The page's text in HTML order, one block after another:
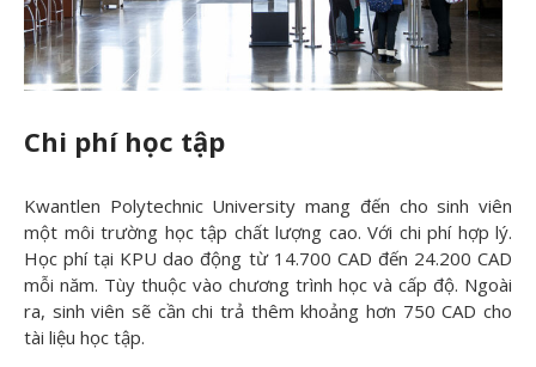
Chi phí học tập
Kwantlen Polytechnic University mang đến cho sinh viên
một môi trường học tập chất lượng cao. Với chi phí hợp lý.
Học phí tại KPU dao động từ 14.700 CAD đến 24.200 CAD
mỗi năm. Tùy thuộc vào chương trình học và cấp độ. Ngoài
ra, sinh viên sẽ cần chi trả thêm khoảng hơn 750 CAD cho
tài liệu học tập.